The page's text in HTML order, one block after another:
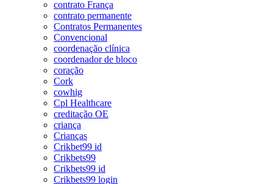
contrato França
contrato permanente
Contratos Permanentes
Convencional
coordenação clínica
coordenador de bloco
coração
Cork
cowhig
Cpl Healthcare
creditação OE
criança
Crianças
Crikbet99 id
Crikbets99
Crikbets99 id
Crikbets99 login